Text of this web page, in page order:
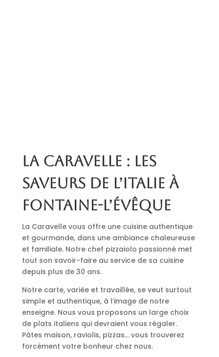
La Caravelle : les
saveurs de l’Italie à
Fontaine-l’Évêque
La Caravelle vous offre une cuisine authentique
et gourmande, dans une ambiance chaleureuse
et familiale. Notre chef pizzaiolo passionné met
tout son savoir-faire au service de sa cuisine
depuis plus de 30 ans.
Notre carte, variée et travaillée, se veut surtout
simple et authentique, à l’image de notre
enseigne. Nous vous proposons un large choix
de plats italiens qui devraient vous régaler.
Pâtes maison, raviolis, pizzas… vous trouverez
forcément votre bonheur chez nous.